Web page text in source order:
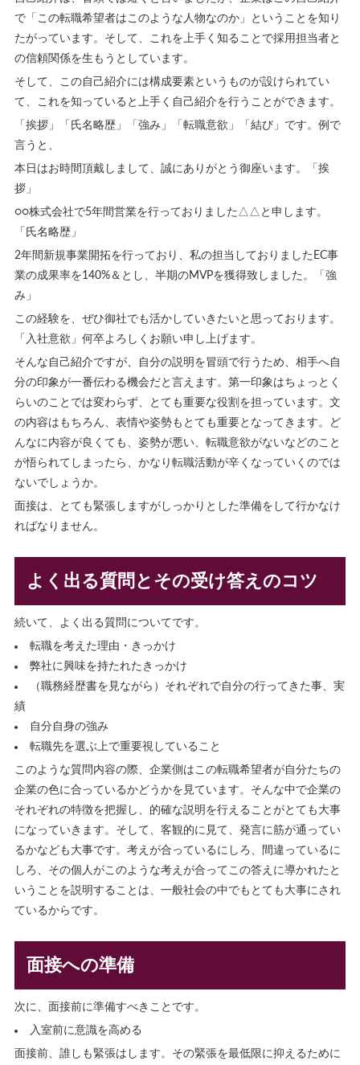
で「この転職希望者はこのような人物なのか」ということを知り
たがっています。そして、これを上手く知ることで採用担当者と
の信頼関係を生もうとしています。
そして、この自己紹介には構成要素というものが設けられてい
て、これを知っていると上手く自己紹介を行うことができます。
「挨拶」「氏名略歴」「強み」「転職意欲」「結び」です。例で
言うと、
本日はお時間頂戴しまして、誠にありがとう御座います。「挨
拶」
○○株式会社で5年間営業を行っておりました△△と申します。
「氏名略歴」
2年間新規事業開拓を行っており、私の担当しておりましたEC事
業の成果率を140%＆とし、半期のMVPを獲得致しました。「強
み」
この経験を、ぜひ御社でも活かしていきたいと思っております。
「入社意欲」何卒よろしくお願い申し上げます。
そんな自己紹介ですが、自分の説明を冒頭で行うため、相手へ自
分の印象が一番伝わる機会だと言えます。第一印象はちょっとく
らいのことでは変わらず、とても重要な役割を担っています。文
の内容はもちろん、表情や姿勢もとても重要となってきます。ど
んなに内容が良くても、姿勢が悪い、転職意欲がないなどのこと
が悟られてしまったら、かなり転職活動が辛くなっていくのでは
ないでしょうか。
面接は、とても緊張しますがしっかりとした準備をして行かなけ
ればなりません。
よく出る質問とその受け答えのコツ
続いて、よく出る質問についてです。
転職を考えた理由・きっかけ
弊社に興味を持たれたきっかけ
（職務経歴書を見ながら）それぞれで自分の行ってきた事、実
績
自分自身の強み
転職先を選ぶ上で重要視していること
このような質問内容の際、企業側はこの転職希望者が自分たちの
企業の色に合っているかどうかを見ています。そんな中で企業の
それぞれの特徴を把握し、的確な説明を行えることがとても大事
になっていきます。そして、客観的に見て、発言に筋が通ってい
るかなども大事です。考えが合っているにしろ、間違っているに
しろ、その個人がこのような考えが合ってこの答えに導かれたと
いうことを説明することは、一般社会の中でもとても大事にされ
ているからです。
面接への準備
次に、面接前に準備すべきことです。
入室前に意識を高める
面接前、誰しも緊張はします。その緊張を最低限に抑えるために